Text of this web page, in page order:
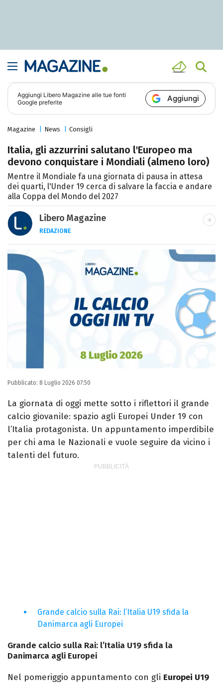
Aggiungi Libero Magazine alle tue fonti
Google preferite
Aggiungi
Magazine News Consigli
Italia, gli azzurrini salutano l'Europeo ma
devono conquistare i Mondiali (almeno loro)
Mentre il Mondiale fa una giornata di pausa in attesa
dei quarti, l'Under 19 cerca di salvare la faccia e andare
alla Coppa del Mondo del 2027
Libero Magazine
REDAZIONE
E-MAIL
INSTAGRAM FACEBOOK
Libero Magazine è il canale del portale
Libero.it dedicato al mondo della
televisione, dello spettacolo e del gossip.
Pubblicato: 8 Luglio 2026 07:50
La giornata di oggi mette sotto i riflettori il grande
calcio giovanile: spazio agli Europei Under 19 con
l’Italia protagonista. Un appuntamento imperdibile
per chi ama le Nazionali e vuole seguire da vicino i
talenti del futuro.
Grande calcio sulla Rai: l’Italia U19 sfida la
Danimarca agli Europei
Grande calcio sulla Rai: l’Italia U19 sfida la
Danimarca agli Europei
Nel pomeriggio appuntamento con gli Europei U19